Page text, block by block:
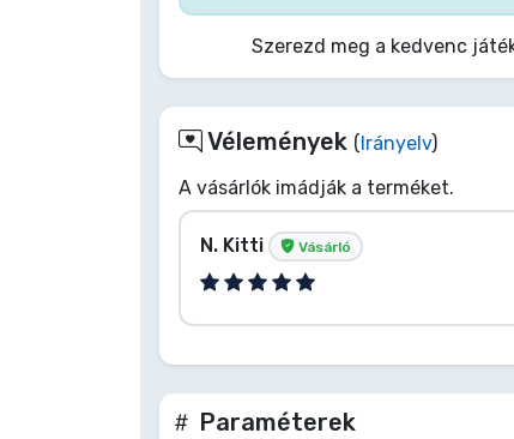
Szerezd meg a kedvenc
Vélemények ( Irányelv)
A vásárlók imádják a terméket.
N. Kitti Vásárló
Paraméterek